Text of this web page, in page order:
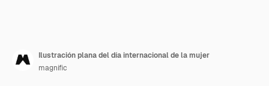
Ilustración plana del día internacional de la mujer
magnific